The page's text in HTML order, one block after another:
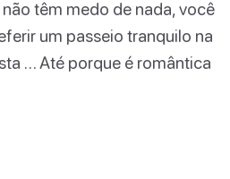
têm medo de nada, você
um passeio tranquilo na
… Até porque é romântica